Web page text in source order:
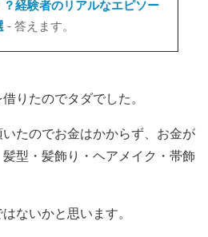
経験者のリアルなエピソー
- 答えます。
りたのでタダでした。
たのでお金はかからず、お金が
型・髪飾り・ヘアメイク・帯飾
ないかと思います。